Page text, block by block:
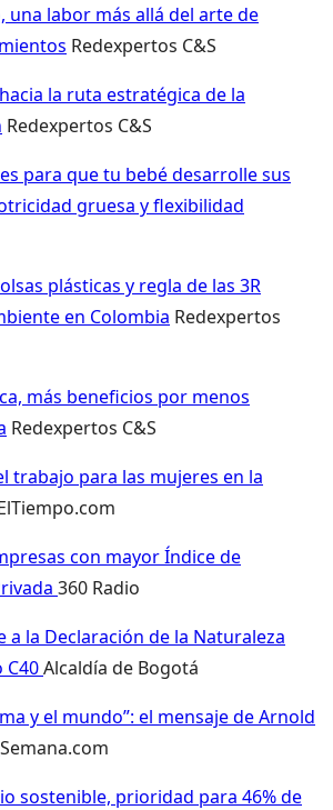
una labor más allá del arte de
Redexpertos C&S
la ruta estratégica de la
Redexpertos C&S
para que tu bebé desarrolle sus
gruesa y flexibilidad
plásticas y regla de las 3R
en Colombia Redexpertos
más beneficios por menos
Redexpertos C&S
trabajo para las mujeres en la
con mayor Índice de
360 Radio
a la Declaración de la Naturaleza
Alcaldía de Bogotá
y el mundo”: el mensaje de Arnold
Semana.com
sostenible, prioridad para 46% de